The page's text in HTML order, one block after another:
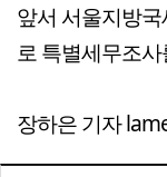
앞서 서울지방
로 특별세무조
장하은 기자